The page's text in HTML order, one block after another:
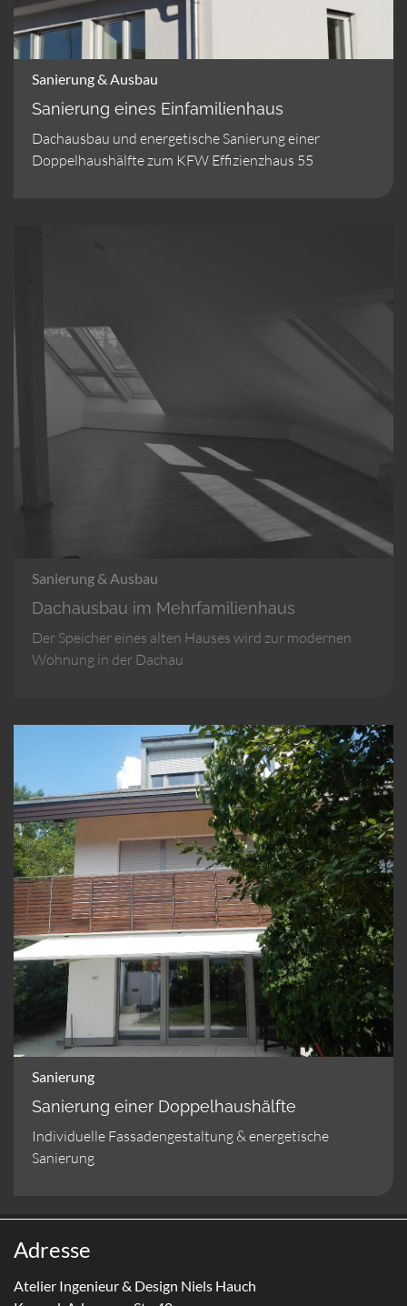
Sanierung & Ausbau
Sanierung eines Einfamilienhaus
Dachausbau und energetische Sanierung einer
Doppelhaushälfte zum KFW Effizienzhaus 55
Sanierung & Ausbau
Dachausbau im Mehrfamilienhaus
Der Speicher eines alten Hauses wird zur modernen
Wohnung in der Dachau
Sanierung
Sanierung einer Doppelhaushälfte
Individuelle Fassadengestaltung & energetische
Sanierung
Adresse
Atelier Ingenieur & Design Niels Hauch